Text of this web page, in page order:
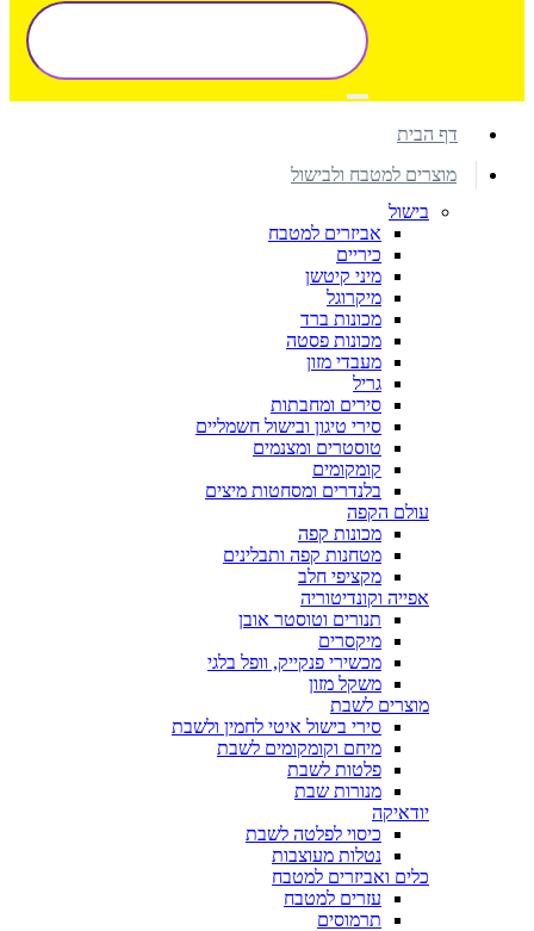
דף הבית
מוצרים למטבח ולבישול
בישול
אביזרים למטבח
כיריים
מיני קיטשן
מיקרוגל
מכונות ברד
מכונות פסטה
מעבדי מזון
גריל
סירים ומחבתות
סירי טיגון ובישול חשמליים
טוסטרים ומצנמים
קומקומים
בלנדרים ומסחטות מיצים
עולם הקפה
מכונות קפה
מטחנות קפה ותבלינים
מקציפי חלב
אפייה וקונדיטוריה
תנורים וטוסטר אובן
מיקסרים
מכשירי פנקייק, וופל בלגי
משקל מזון
מוצרים לשבת
סירי בישול איטי לחמין ולשבת
מיחם וקומקומים לשבת
פלטות לשבת
מנורות שבת
יודאיקה
כיסוי לפלטה לשבת
נטלות מעוצבות
כלים ואביזרים למטבח
עזרים למטבח
תרמוסים